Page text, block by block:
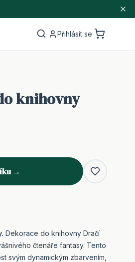
Přihlásit se
knihovny
→
Dekorace do knihovny Dračí
čtenáře fantasy. Tento
svým dynamickým zbarvením,